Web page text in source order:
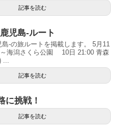
記事を読む
児島-ルート
島-の旅ルートを掲載します。 5月11
～海潟さくら公園 10日 21:00 青森
...
記事を読む
に挑戦！
記事を読む